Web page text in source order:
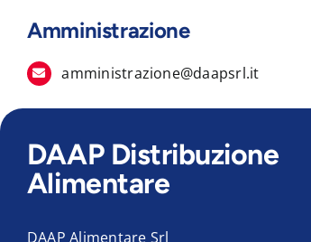
Amministrazione
amministrazione@daapsrl.it
DAAP Distribuzione
Alimentare
DAAP Alimentare Srl